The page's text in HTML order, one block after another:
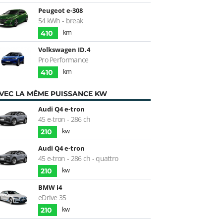
Peugeot e-308
54 kWh - break
410
km
Volkswagen ID.4
Pro Performance
410 km
LA MÊME PUISSANCE KW
Audi Q4 e-tron
45 e-tron - 286 ch
210
kw
Audi Q4 e-tron
45 e-tron - 286 ch - quattro
210
kw
BMW i4
eDrive 35
210 kw